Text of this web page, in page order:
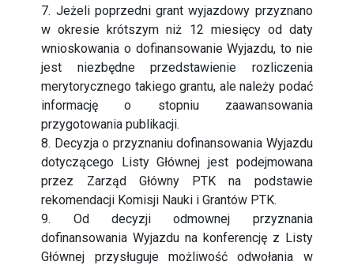
7. Jeżeli poprzedni grant wyjazdowy przyznano
w okresie krótszym niż 12 miesięcy od daty
wnioskowania o dofinansowanie Wyjazdu, to nie
jest niezbędne przedstawienie rozliczenia
merytorycznego takiego grantu, ale należy podać
informację o stopniu zaawansowania
przygotowania publikacji.
8. Decyzja o przyznaniu dofinansowania Wyjazdu
dotyczącego Listy Głównej jest podejmowana
przez Zarząd Główny PTK na podstawie
rekomendacji Komisji Nauki i Grantów PTK.
9. Od decyzji odmownej przyznania
dofinansowania Wyjazdu na konferencję z Listy
Głównej przysługuje możliwość odwołania w